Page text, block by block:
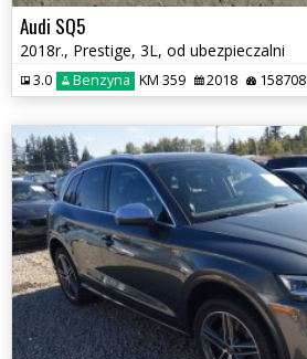
Audi SQ5
2018r., Prestige, 3L, od ubezpieczalni
3.0 Benzyna KM 359 2018 158708